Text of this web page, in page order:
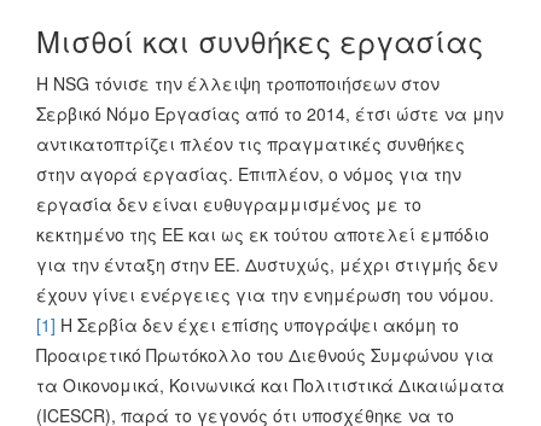
Μισθοί και συνθήκες εργασίας
Η NSG τόνισε την έλλειψη τροποποιήσεων στον
Σερβικό Νόμο Εργασίας από το 2014, έτσι ώστε να μην
αντικατοπτρίζει πλέον τις πραγματικές συνθήκες
στην αγορά εργασίας. Επιπλέον, ο νόμος για την
εργασία δεν είναι ευθυγραμμισμένος με το
κεκτημένο της ΕΕ και ως εκ τούτου αποτελεί εμπόδιο
για την ένταξη στην ΕΕ. Δυστυχώς, μέχρι στιγμής δεν
έχουν γίνει ενέργειες για την ενημέρωση του νόμου.
[1] Η Σερβία δεν έχει επίσης υπογράψει ακόμη το
Προαιρετικό Πρωτόκολλο του Διεθνούς Συμφώνου για
τα Οικονομικά, Κοινωνικά και Πολιτιστικά Δικαιώματα
(ICESCR), παρά το γεγονός ότι υποσχέθηκε να το